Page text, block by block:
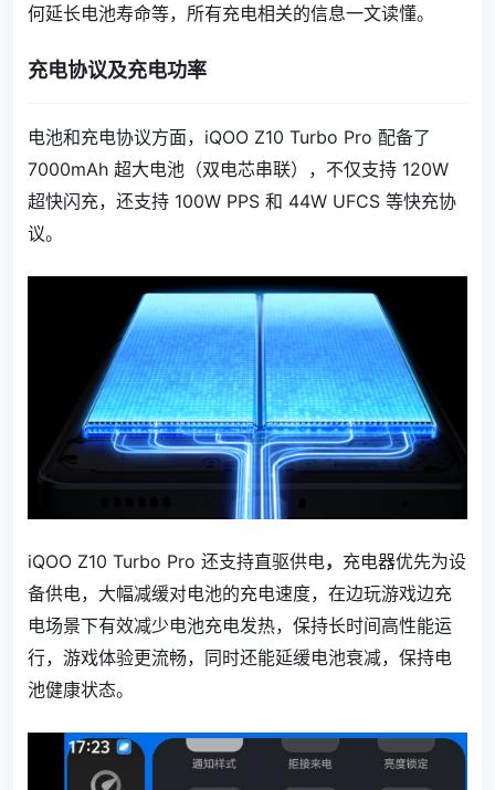
何延长电池寿命等，所有充电相关的信息一文读懂。
充电协议及充电功率
电池和充电协议方面，iQOO Z10 Turbo Pro 配备了
7000mAh 超大电池（双电芯串联），不仅支持 120W
超快闪充，还支持 100W PPS 和 44W UFCS 等快充协
议。
iQOO Z10 Turbo Pro 还支持直驱供电， 充电器优先为设
备供电，大幅减缓对电池的充电速度，在边玩游戏边充
电场景下有效减少电池充电发热，保持长时间高性能运
行，游戏体验更流畅，同时还能延缓电池衰减，保持电
池健康状态。